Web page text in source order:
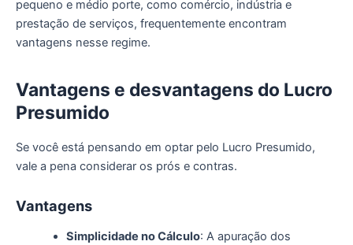
pequeno e médio porte, como comércio, indústria e
prestação de serviços, frequentemente encontram
vantagens nesse regime.
Vantagens e desvantagens do Lucro
Presumido
Se você está pensando em optar pelo Lucro Presumido,
vale a pena considerar os prós e contras.
Vantagens
Simplicidade no Cálculo: A apuração dos